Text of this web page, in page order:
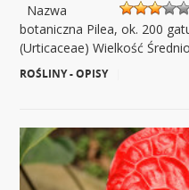
Nazwa
botaniczna Pilea, ok. 200
(Urticaceae) Wielkość
ROŚLINY - OPISY